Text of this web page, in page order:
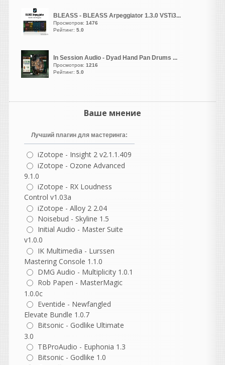
аккордовой прогрессии. И
есть ли он здесь вообще...
Второй день пытаюсь
разложить, но
ничего кроме функции
"лайв" я здесь не нашел.
написал 08.08.2026 в01:23
На другом ресурсе уже есть
Жирненький! Они, кстати,
веб версию
vangog171
написал 07.08.2026 в17:38
Удалил свое. Полная
тишина..
Heavy
написал 07.08.2026 в16:52
Похоже, не работает кряк,
недолом. Проверил на двух
машинах и разными
способами, по прежнему
демо. Ждём новых версий )
написал 07.08.2026 в 16:51
Кто угодно нахватает. Не
BLEASS - BLEASS Arpeggiator 1.3.0 VSTi3...
Просмотров: 1476
Рейтинг: 5.0
In Session Audio - Dyad Hand Pan Drums ...
Просмотров: 1216
Рейтинг: 5.0
Ваше мнение
Лучший плагин для мастеринга:
iZotope - Insight 2 v2.1.1.409
iZotope - Ozone Advanced
9.1.0
iZotope - RX Loudness
Control v1.03a
iZotope - Alloy 2 2.04
Noisebud - Skyline 1.5
Initial Audio - Master Suite
v1.0.0
IK Multimedia - Lurssen
Mastering Console 1.1.0
DMG Audio - Multiplicity 1.0.1
Rob Papen - MasterMagic
1.0.0c
Eventide - Newfangled
Elevate Bundle 1.0.7
Bitsonic - Godlike Ultimate
3.0
TBProAudio - Euphonia 1.3
Bitsonic - Godlike 1.0